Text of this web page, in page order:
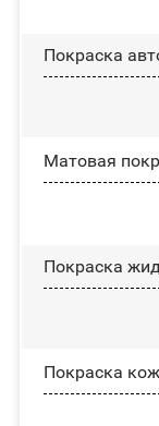
Покраска
Матовая
Покраска
Покраска